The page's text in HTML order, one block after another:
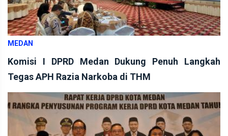
MEDAN
Komisi I DPRD Medan Dukung Penuh Langkah
Tegas APH Razia Narkoba di THM